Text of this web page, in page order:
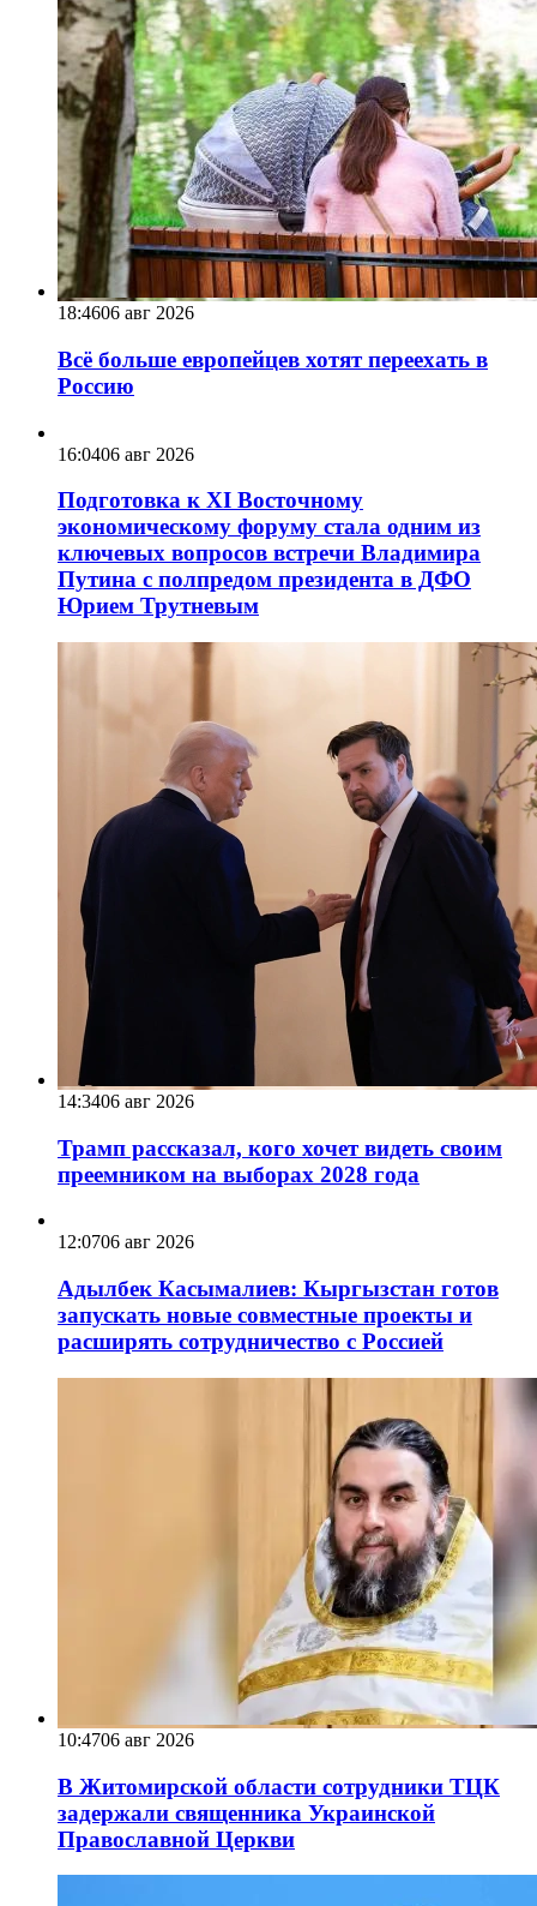
18:4606 авг 2026
Всё больше европейцев хотят переехать в
Россию
16:0406 авг 2026
Подготовка к XI Восточному
экономическому форуму стала одним из
ключевых вопросов встречи Владимира
Путина с полпредом президента в ДФО
Юрием Трутневым
14:3406 авг 2026
Трамп рассказал, кого хочет видеть своим
преемником на выборах 2028 года
12:0706 авг 2026
Адылбек Касымалиев: Кыргызстан готов
запускать новые совместные проекты и
расширять сотрудничество с Россией
10:4706 авг 2026
В Житомирской области сотрудники ТЦК
задержали священника Украинской
Православной Церкви